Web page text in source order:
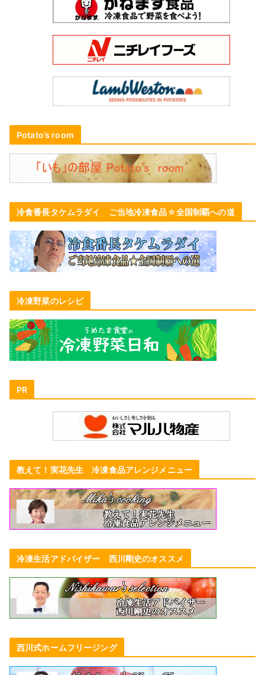
Potato’s room
冷食番長タケムラダイ ご当地冷凍食品☆全国制覇への道
冷凍野菜のレシピ
PR
教えて！実花先生 冷凍食品アレンジメニュー
冷凍生活アドバイザー 西川剛史のオススメ
西川式ホームフリージング